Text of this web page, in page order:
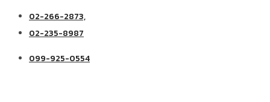
02-266-2873,
02-235-8987
099-925-0554